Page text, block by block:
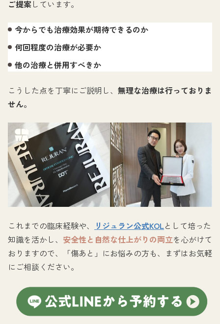
ご提案しています。
今からでも治療効果が期待できるのか
何回程度の治療が必要か
他の治療と併用すべきか
こうした点を丁寧にご説明し、 無理な治療は行っておりま
せん。
これまでの臨床経験や、 リジュラン公式KOLとして培った
知識を活かし、 安全性と自然な仕上がりの両立を心がけて
おりますので、「傷あと」にお悩みの方も、まずはお気軽
にご相談ください。